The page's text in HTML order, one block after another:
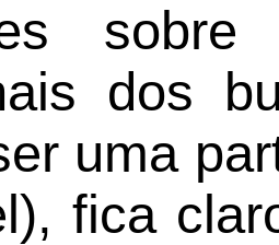
dos
uma
fica